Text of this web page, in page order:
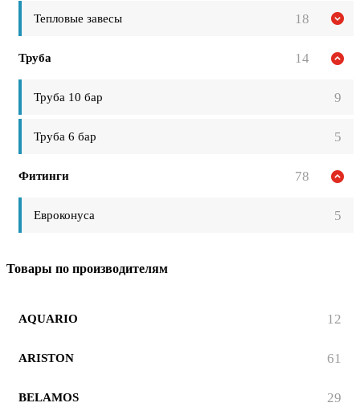
Тепловые завесы 18
Труба 14
Труба 10 бар 9
Труба 6 бар 5
Фитинги 78
Евроконуса 5
Товары по производителям
AQUARIO 12
ARISTON 61
BELAMOS 29